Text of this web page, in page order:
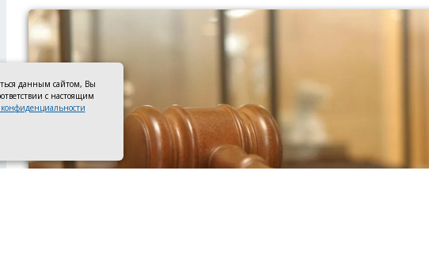
данным сайтом, Вы
с настоящим